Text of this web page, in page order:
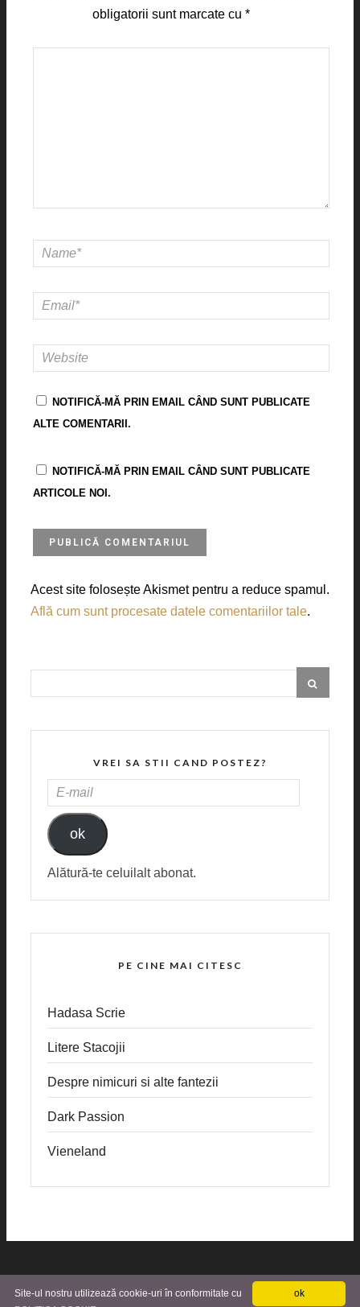
obligatorii sunt marcate cu*
NOTIFICĂ-MĂ PRIN EMAIL CÂND SUNT PUBLICATE
ALTE COMENTARII.
NOTIFICĂ-MĂ PRIN EMAIL CÂND SUNT PUBLICATE
ARTICOLE NOI.
Acest site folosește Akismet pentru a reduce spamul.
Află cum sunt procesate datele comentariilor tale.
VREI SA STII CAND POSTEZ?
MAIL
ok
Alătură-te celuilalt abonat.
PE CINE MAI CITESC
Hadasa Scrie
Litere Stacojii
Despre nimicuri si alte fantezii
Dark Passion
Vieneland
ok
Site-ul nostru utilizează cookie-uri în conformitate cu